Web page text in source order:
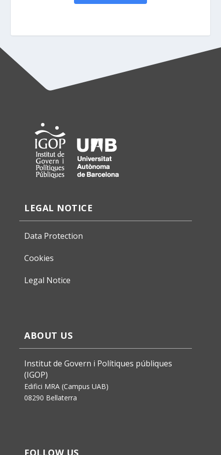
LEGAL NOTICE
Data Protection
Cookies
Legal Notice
ABOUT US
Institut de Govern i Polítiques públiques
(IGOP)
Edifici MRA (Campus UAB)
08290 Bellaterra